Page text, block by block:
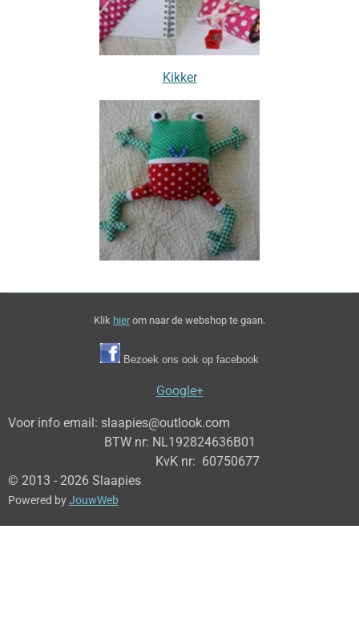
Kikker
Klik hierom naar de webshop te gaan.
Bezoek ons ook op facebook
Google+
Voor info email: slaapies@outlook.com
BTW nr: NL192824636B01
KvK nr: 60750677
© 2013 - 2026 Slaapies
Powered byJouwWeb